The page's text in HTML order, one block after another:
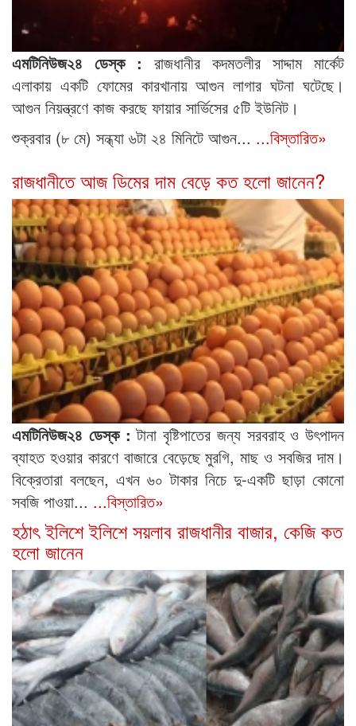
এমটিনিউজ২৪ ডেস্ক : রাজধানীর কদমতলীর সাদ্দাম মার্কেট
এলাকায় একটি ফোমের কারখানায় আগুন লাগার ঘটনা ঘটেছে।
আগুন নিয়ন্ত্রণে কাজ করছে ফায়ার সার্ভিসের ৫টি ইউনিট।
শুক্রবার (৮ মে) সন্ধ্যা ৬টা ২৪ মিনিটে আগুন... ...বিস্তারিত»
রাজধানীতে আজ ডিমের দাম বেড়ে কত হলো জানেন?
এমটিনিউজ২৪ ডেস্ক : টানা বৃষ্টিপাতের জন্য সরবরাহ ও উৎপাদন
ব্যাহত হওয়ার কারণে বাজারে বেড়েছে মুরগি, মাছ ও সবজির দাম।
বিক্রেতারা বলছেন, এখন ৬০ টাকার নিচে দু-একটি ছাড়া কোনো
সবজি পাওয়া... ...বিস্তারিত»
হঠাৎ ইলিশে ইলিশে সয়লাব রাজধানীর বাজার, কেজি কত
হলো জানেন